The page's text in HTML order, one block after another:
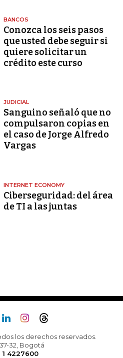
BANCOS
Conozca los seis pasos
que usted debe seguir si
quiere solicitar un
crédito este curso
JUDICIAL
Sanguino señaló que no
compulsaron copias en
el caso de Jorge Alfredo
Vargas
INTERNET ECONOMY
Ciberseguridad: del área
de TI a las juntas
los derechos reservados.
37-32, Bogotá
1 4227600